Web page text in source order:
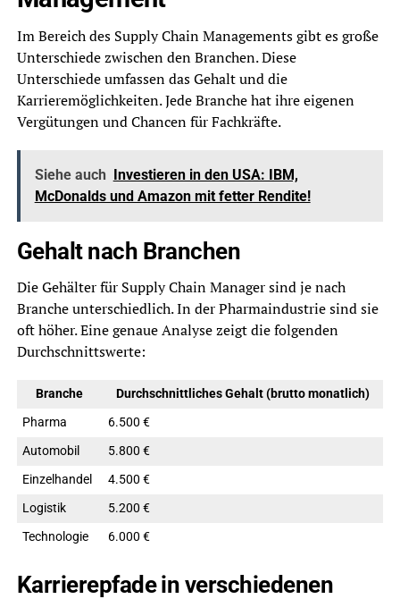
Im Bereich des Supply Chain Managements gibt es große
Unterschiede zwischen den Branchen. Diese
Unterschiede umfassen das Gehalt und die
Karrieremöglichkeiten. Jede Branche hat ihre eigenen
Vergütungen und Chancen für Fachkräfte.
Siehe auch Investieren in den USA: IBM,
McDonalds und Amazon mit fetter Rendite!
Gehalt nach Branchen
Die Gehälter für Supply Chain Manager sind je nach
Branche unterschiedlich. In der Pharmaindustrie sind sie
oft höher. Eine genaue Analyse zeigt die folgenden
Durchschnittswerte:
Branche
Durchschnittliches Gehalt (brutto monatlich)
Pharma
6.500 €
Automobil
5.800 €
Einzelhandel
4.500 €
Logistik
5.200 €
Technologie
6.000 €
Karrierepfade in verschiedenen